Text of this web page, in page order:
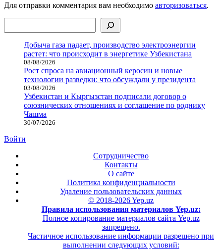
Для отправки комментария вам необходимо авторизоваться.
Добыча газа падает, производство электроэнергии
растет: что происходит в энергетике Узбекистана
08/08/2026
Рост спроса на авиационный керосин и новые
технологии разведки: что обсуждали у президента
03/08/2026
Узбекистан и Кыргызстан подписали договор о
союзнических отношениях и соглашение по роднику
Чашма
30/07/2026
Войти
Сотрудничество
Контакты
О сайте
Политика конфиденциальности
Удаление пользовательских данных
© 2018-2026 Yep.uz
Правила использования материалов Yep.uz:
Полное копирование материалов сайта Yep.uz
запрещено.
Частичное использование информации разрешено при
выполнении следующих условий: